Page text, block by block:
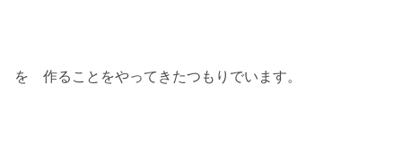
を 作ることをやってきたつもりでいます。